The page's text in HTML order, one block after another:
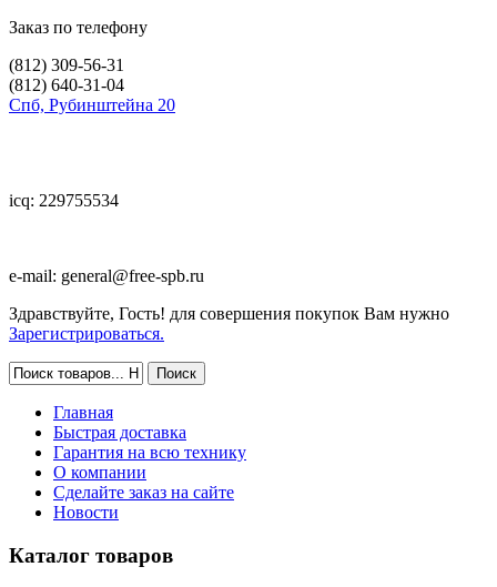
Заказ по телефону
(812) 309-56-31
(812) 640-31-04
Спб, Рубинштейна 20
icq: 229755534
e-mail: general@free-spb.ru
Здравствуйте, Гость! для совершения покупок Вам нужно
Зарегистрироваться.
Главная
Быстрая доставка
Гарантия на всю технику
О компании
Сделайте заказ на сайте
Новости
Каталог товаров